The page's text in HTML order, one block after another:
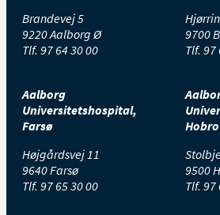
Brandevej 5
9220 Aalborg Ø
Tlf. 97 64 30 00
9700
Tlf. 97
Aalborg
Universitetshospital,
Farsø
Højgårdsvej 11
9640 Farsø
Tlf. 97 65 30 00
Hobro
9500
Tlf. 97